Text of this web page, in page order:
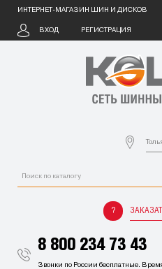
ИНТЕРНЕТ-МАГАЗИН ШИН И ДИСКОВ
ВХОД РЕГИСТРАЦИЯ
8 800 234 73 43
Звонки по России бесплатные.